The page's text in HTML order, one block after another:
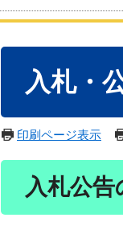
入札・
印刷ページ表示
入札公告